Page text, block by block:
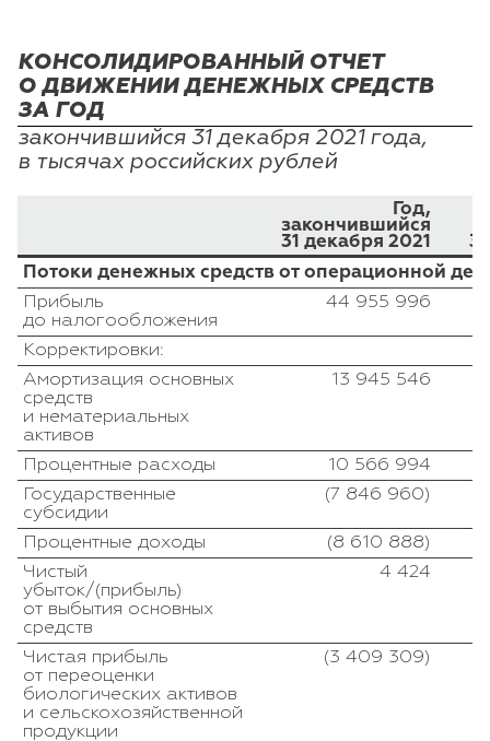
КОНСОЛИДИРОВАННЫЙ ОТЧЕТ
О ДВИЖЕНИИ ДЕНЕЖНЫХ СРЕДСТВ
ЗА ГОД
закончившийся 31 декабря 2021 года,
в тысячах российских рублей
Год,
закончившийся
31 декабря 2021
Потоки денежных средств от операционной
Прибыль
до налогообложения
44 955 996
Корректировки:
Амортизация основных
средств
и нематериальных
активов
13 945 546
Процентные расходы
10 566 994
Государственные
субсидии
(7 846 960)
Процентные доходы
(8 610 888)
Чистый
убыток/(прибыль)
от выбытия основных
средств
4 424
Чистая прибыль
от переоценки
биологических активов
и сельскохозяйственной
продукции
(3 409 309)